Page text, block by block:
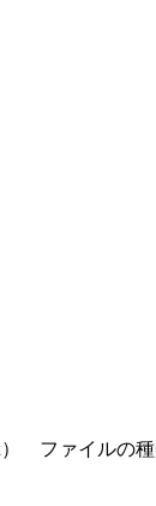
ファイルの